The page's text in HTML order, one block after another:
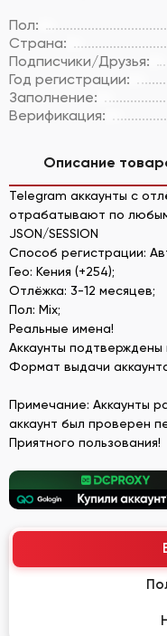
Пол:
Страна:
Подписчики/Друзья:
Год регистрации:
Заполнение:
Верификация:
Описание
Telegram аккаунты c
отрабатывают по
JSON/SESSION
Способ регистрации:
Гео: Кения (+254);
Отлёжка: 3-12 месяцев;
Пол: Mix;
Реальные имена!
Аккаунты подтверждены
Формат выдачи
Примечание: Аккаунты
аккаунт был проверен
Приятного пользования!